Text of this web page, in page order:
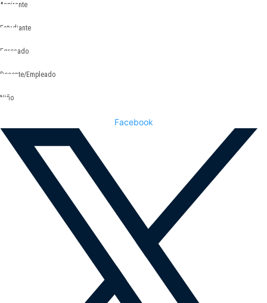
Aspirante
Estudiante
Egresado
Docente/Empleado
Niño
Facebook